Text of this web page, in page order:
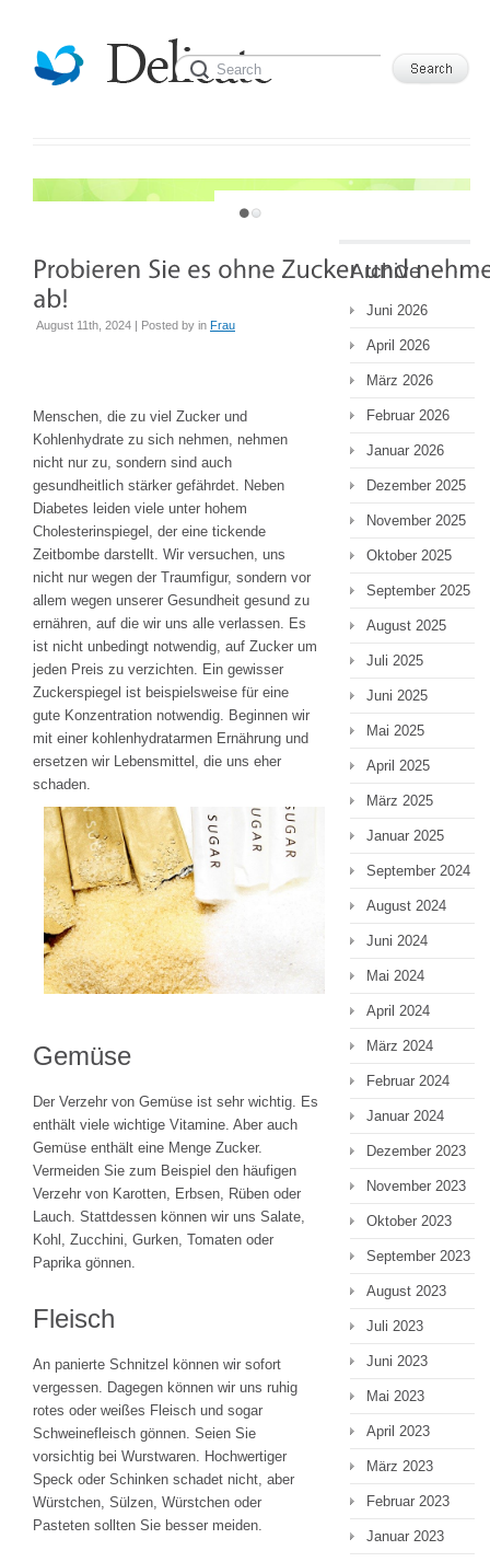
JUST ANOTHER WORDPRESS SITE
August 11th, 2024 | Posted by in Frau
Menschen, die zu viel Zucker und
Kohlenhydrate zu sich nehmen, nehmen
nicht nur zu, sondern sind auch
gesundheitlich stärker gefährdet. Neben
Diabetes leiden viele unter hohem
Cholesterinspiegel, der eine tickende
Zeitbombe darstellt. Wir versuchen, uns
nicht nur wegen der Traumfigur, sondern vor
allem wegen unserer Gesundheit gesund zu
ernähren, auf die wir uns alle verlassen. Es
ist nicht unbedingt notwendig, auf Zucker um
jeden Preis zu verzichten. Ein gewisser
Zuckerspiegel ist beispielsweise für eine
gute Konzentration notwendig. Beginnen wir
mit einer kohlenhydratarmen Ernährung und
ersetzen wir Lebensmittel, die uns eher
schaden.
Gemüse
Der Verzehr von Gemüse ist sehr wichtig. Es
enthält viele wichtige Vitamine. Aber auch
Gemüse enthält eine Menge Zucker.
Vermeiden Sie zum Beispiel den häufigen
Verzehr von Karotten, Erbsen, Rüben oder
Lauch. Stattdessen können wir uns Salate,
Kohl, Zucchini, Gurken, Tomaten oder
Paprika gönnen.
Fleisch
An panierte Schnitzel können wir sofort
vergessen. Dagegen können wir uns ruhig
rotes oder weißes Fleisch und sogar
Schweinefleisch gönnen. Seien Sie
vorsichtig bei Wurstwaren. Hochwertiger
Speck oder Schinken schadet nicht, aber
Würstchen, Sülzen, Würstchen oder
Pasteten sollten Sie besser meiden.
Archive
Juni 2026
April 2026
März 2026
Februar 2026
Januar 2026
Dezember 2025
November 2025
Oktober 2025
September 2025
August 2025
Juli 2025
Juni 2025
Mai 2025
April 2025
März 2025
Januar 2025
September 2024
August 2024
Juni 2024
Mai 2024
April 2024
März 2024
Februar 2024
Januar 2024
Dezember 2023
November 2023
Oktober 2023
September 2023
August 2023
Juli 2023
Juni 2023
Mai 2023
April 2023
März 2023
Februar 2023
Januar 2023